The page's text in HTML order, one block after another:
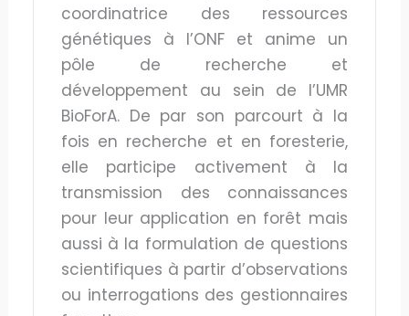
coordinatrice des ressources
génétiques à l’ONF et anime un
pôle de recherche et
développement au sein de l’UMR
BioForA. De par son parcourt à la
fois en recherche et en foresterie,
elle participe activement à la
transmission des connaissances
pour leur application en forêt mais
aussi à la formulation de questions
scientifiques à partir d’observations
ou interrogations des gestionnaires